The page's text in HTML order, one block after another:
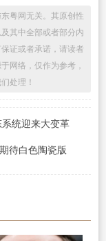
粤网无关。其原创性
其中全部或者部分内
证或者承诺，请读者
网络，仅作为参考，
处理！
统迎来大变革
待白色陶瓷版